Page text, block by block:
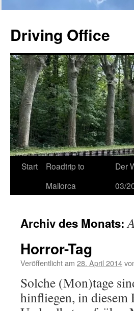
springen
Driving Office
Start
Roadtrip to
Mallorca
Der
03/
Archiv des Monats:
Horror-Tag
Veröffentlicht am 28. April 2014
Solche (Mon)tage
hinfliegen, in diesem